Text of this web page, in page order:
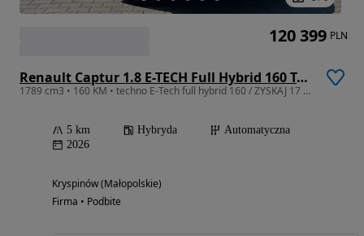
Renault Captur 1.8 E-TECH Full Hybrid 160 Techno
1789 cm3 • 160 KM • techno E-Tech full hybrid 160 / ZYSKAJ 17 200 zł z RCI
5 km Hybryda
Automatyczna
2026
Kryspinów (Małopolskie)
Firma • Podbite
120 399 PLN